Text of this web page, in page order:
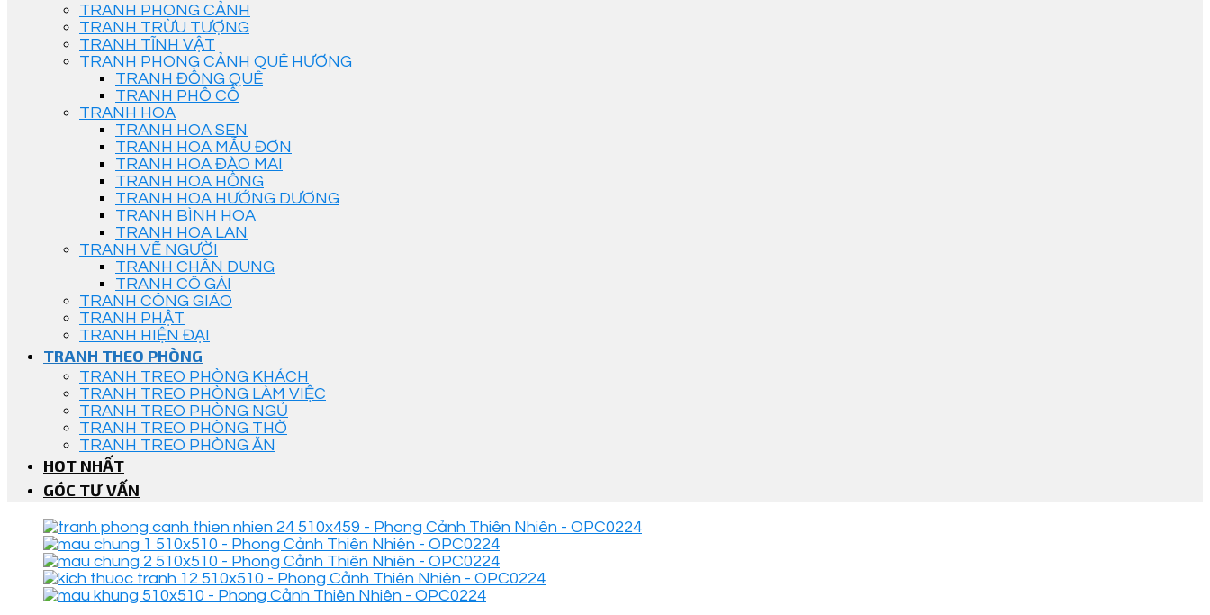
TRANH PHONG CẢNH
TRANH TRỪU TƯỢNG
TRANH TĨNH VẬT
TRANH PHONG CẢNH QUÊ HƯƠNG
TRANH ĐỒNG QUÊ
TRANH PHỐ CỔ
TRANH HOA
TRANH HOA SEN
TRANH HOA MẪU ĐƠN
TRANH HOA ĐÀO MAI
TRANH HOA HỒNG
TRANH HOA HƯỚNG DƯƠNG
TRANH BÌNH HOA
TRANH HOA LAN
TRANH VẼ NGƯỜI
TRANH CHÂN DUNG
TRANH CÔ GÁI
TRANH CÔNG GIÁO
TRANH PHẬT
TRANH HIỆN ĐẠI
TRANH THEO PHÒNG
TRANH TREO PHÒNG KHÁCH
TRANH TREO PHÒNG LÀM VIỆC
TRANH TREO PHÒNG NGỦ
TRANH TREO PHÒNG THỜ
TRANH TREO PHÒNG ĂN
HOT NHẤT
GÓC TƯ VẤN